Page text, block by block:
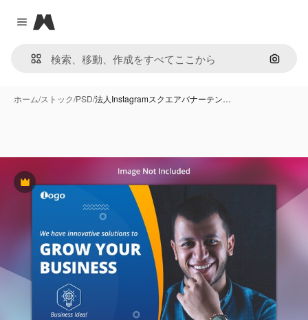
Close menu
Magnific
画像で
ホーム/ストック/PSD/法人Instagramスクエアバナーテン…
Premium